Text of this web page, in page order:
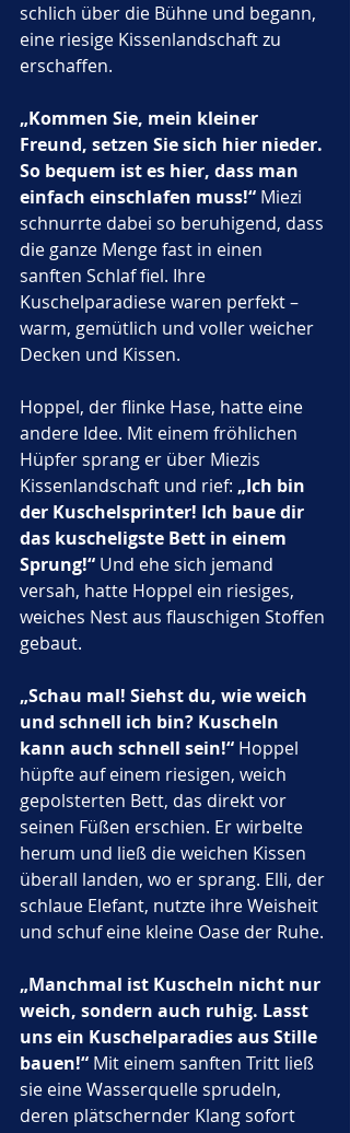
schlich über die Bühne und begann,
eine riesige Kissenlandschaft zu
erschaffen.
„Kommen Sie, mein kleiner
Freund, setzen Sie sich hier nieder.
So bequem ist es hier, dass man
einfach einschlafen muss!“ Miezi
schnurrte dabei so beruhigend, dass
die ganze Menge fast in einen
sanften Schlaf fiel. Ihre
Kuschelparadiese waren perfekt –
warm, gemütlich und voller weicher
Decken und Kissen.
Hoppel, der flinke Hase, hatte eine
andere Idee. Mit einem fröhlichen
Hüpfer sprang er über Miezis
Kissenlandschaft und rief: „Ich bin
der Kuschelsprinter! Ich baue dir
das kuscheligste Bett in einem
Sprung!“ Und ehe sich jemand
versah, hatte Hoppel ein riesiges,
weiches Nest aus flauschigen Stoffen
gebaut.
„Schau mal! Siehst du, wie weich
und schnell ich bin? Kuscheln
kann auch schnell sein!“ Hoppel
hüpfte auf einem riesigen, weich
gepolsterten Bett, das direkt vor
seinen Füßen erschien. Er wirbelte
herum und ließ die weichen Kissen
überall landen, wo er sprang. Elli, der
schlaue Elefant, nutzte ihre Weisheit
und schuf eine kleine Oase der Ruhe.
„Manchmal ist Kuscheln nicht nur
weich, sondern auch ruhig. Lasst
uns ein Kuschelparadies aus Stille
bauen!“ Mit einem sanften Tritt ließ
sie eine Wasserquelle sprudeln,
deren plätschernder Klang sofort